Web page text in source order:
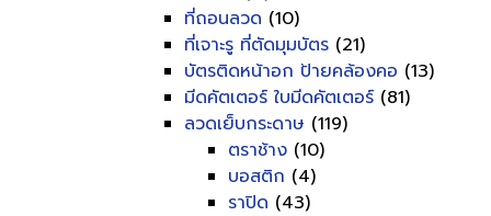
ที่ถอนลวด (10)
ที่เจาะรู ที่ตัดมุมบัตร (21)
บัตรติดหน้าอก ป้ายคล้องคอ (13)
มีดคัตเตอร์ ใบมีดคัตเตอร์ (81)
ลวดเย็บกระดาษ (119)
ตราช้าง (10)
บอสติก (4)
ราปิด (43)